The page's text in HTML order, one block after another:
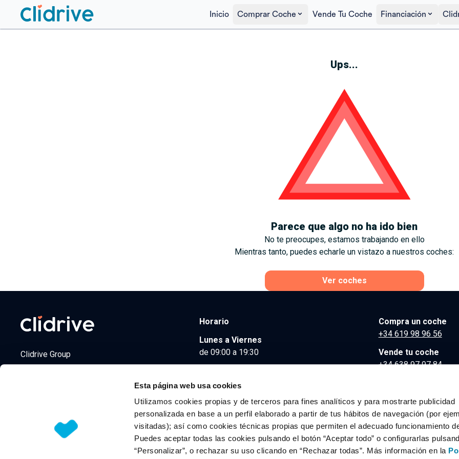
Esta página web usa cookies
Utilizamos cookies propias y de terceros para fines analíticos y para mostrarte publicidad
personalizada en base a un perfil elaborado a partir de tus hábitos de navegación (por
visitadas); así como cookies técnicas propias que permiten el adecuado funcionamiento
Puedes aceptar todas las cookies pulsando el botón “Aceptar todo” o configurarlas
“Personalizar”, o rechazar su uso clicando en “Rechazar todas”. Más información en la
Inicio Comprar Coche Vende Tu Coche Financiación
Ups...
Parece que algo no ha ido bien
No te preocupes, estamos trabajando en ello
Mientras tanto, puedes echarle un vistazo a nuestros coches:
Ver coches
Clidrive Group
Horario
Lunes a Viernes
de 09:00 a 19:30
Compra un coche
+34 619 98 96 56
Vende tu coche
+34 638 97 97 84
© 2026 CLIDRIVE CAPITAL, SOCIEDAD LIMITADA. Todos los derechos reservados.